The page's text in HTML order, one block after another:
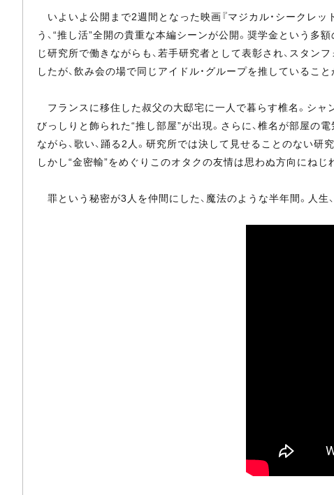
いよいよ公開まで2週間となった映画『マジカル・シークレッ
う、“推し活”全開の貴重な本編シーンが公開。奨学金という多
じ研究所で働きながらも、若手研究者として表彰され、スタ
したが、飲み会の場で同じアイドル・グループを推しているこ
フランスに移住した叔父の大邸宅に一人で暮らす椎名。シャ
びっしりと飾られた“推し部屋”が出現。さらに、椎名が部屋の
ながら、歌い、踊る2人。研究所では決して見せることのない
しかし“金密輸”をめぐりこのオタクの友情は思わぬ方向にね
罪という秘密が3人を仲間にした、魔法のような半年間。人生